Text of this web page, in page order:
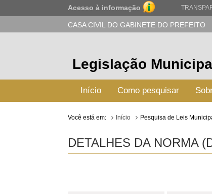
Acesso à informação
CASA CIVIL DO GABINETE DO PREFEITO
Legislação
Início Como pesquisar
Você está em: Início Pesquisa de Leis
DETALHES DA NORMA